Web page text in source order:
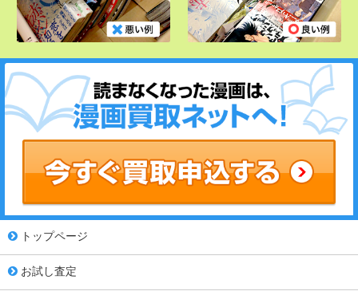
トップページ
お試し査定